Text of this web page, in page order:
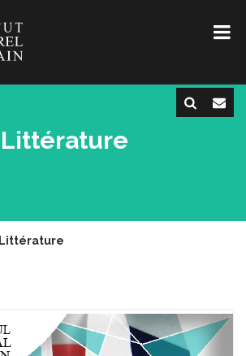
Littérature
Littérature